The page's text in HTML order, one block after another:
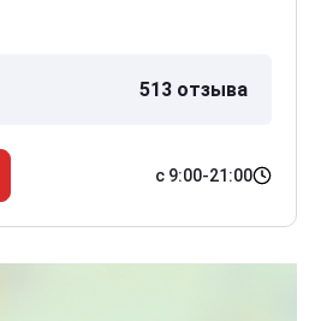
513 отзыва
с 9:00-21:00